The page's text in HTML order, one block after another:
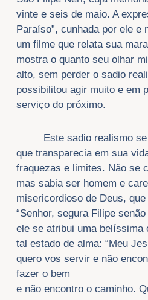
vinte e seis de maio. A
Paraíso”, cunhada por ele e
um filme que relata sua
mostra o quanto seu olhar
alto, sem perder o sadio
possibilitou agir muito e em
serviço do próximo.
Este sadio realismo se
que transparecia em sua
fraquezas e limites. Não se
mas sabia ser homem e
misericordioso de Deus,
“Senhor, segura Filipe
ele se atribui uma belíssima
tal estado de alma: “Meu
quero vos servir e não
fazer o bem
e não encontro o caminho.